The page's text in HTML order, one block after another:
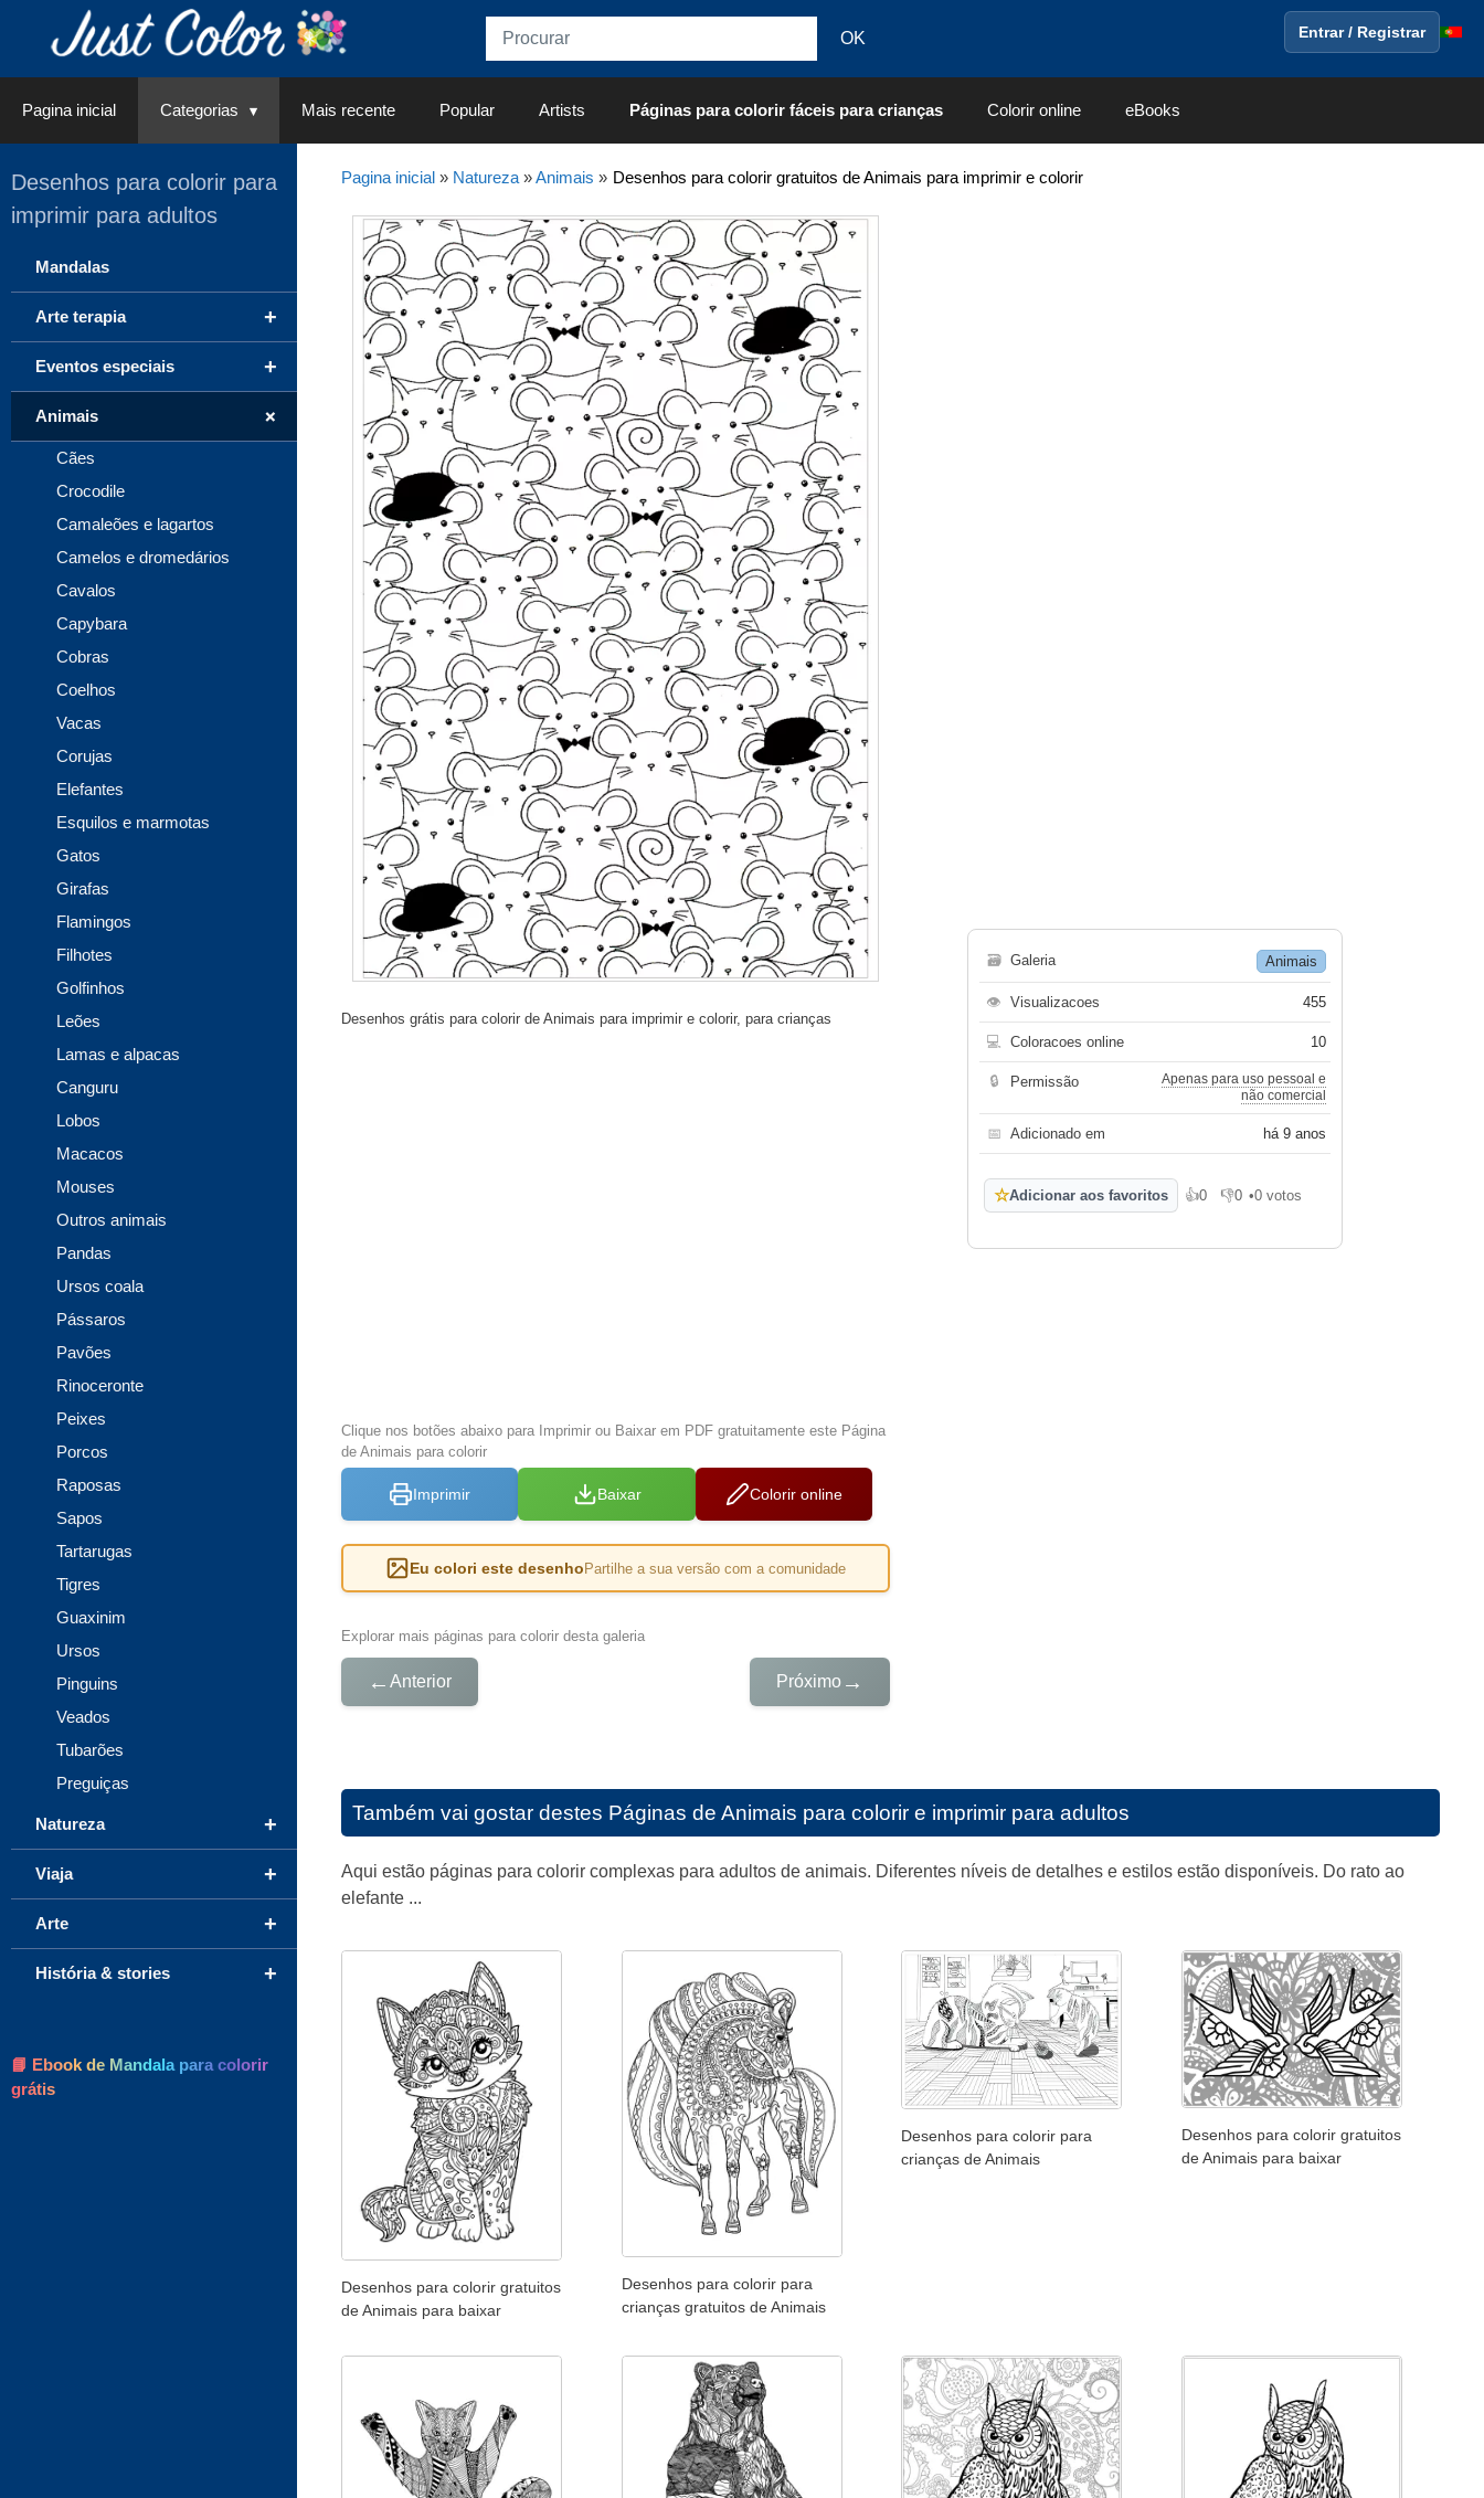
Entrar / Registrar
Pagina inicial Categorias Mais recente Popular Artists Páginas para colorir fáceis para crianças Colorir online eBooks
Pagina inicial» Natureza»Animais » Desenhos para colorir gratuitos de Animais para imprimir e colorir
Desenhos grátis para colorir de Animais para imprimir e colorir, para crianças
Clique nos botões abaixo para Imprimir ou Baixar em PDF gratuitamente este Página
de Animais para colorir
Imprimir Baixar Colorir online
Eu colori este desenho Partilhe a sua versão com a comunidade
Explorar mais páginas para colorir desta galeria
← Anterior Próximo →
🗃 Galeria Animais
👁 Visualizacoes 455
💻 Coloracoes online 10
🔒 Permissão
Apenas para uso pessoal e
não comercial
📅 Adicionado em há 9 anos
☆Adicionar aos favoritos 👍0
Gosto 👎0
Não gosto
•0 votos
Também vai gostar destes Páginas de Animais para colorir e imprimir para adultos
Aqui estão páginas para colorir complexas para adultos de animais. Diferentes níveis de detalhes e estilos estão disponíveis. Do rato ao
elefante ...
Desenhos para colorir gratuitos
de Animais para baixar
Desenhos para colorir para
crianças gratuitos de Animais
Desenhos para colorir para
crianças de Animais
Desenhos para colorir gratuitos
de Animais para baixar
Desenhos para colorir para
imprimir para adultos
Mandalas
+
Arte terapia
+
Eventos especiais
+
Animais
Cães
Crocodile
Camaleões e lagartos
Camelos e dromedários
Cavalos
Capybara
Cobras
Coelhos
Vacas
Corujas
Elefantes
Esquilos e marmotas
Gatos
Girafas
Flamingos
Filhotes
Golfinhos
Leões
Lamas e alpacas
Canguru
Lobos
Macacos
Mouses
Outros animais
Pandas
Ursos coala
Pássaros
Pavões
Rinoceronte
Peixes
Porcos
Raposas
Sapos
Tartarugas
Tigres
Guaxinim
Ursos
Pinguins
Veados
Tubarões
Preguiças
+
Natureza
+
Viaja
+
Arte
+
História & stories
📘 Ebook de Mandala para colorir
grátis